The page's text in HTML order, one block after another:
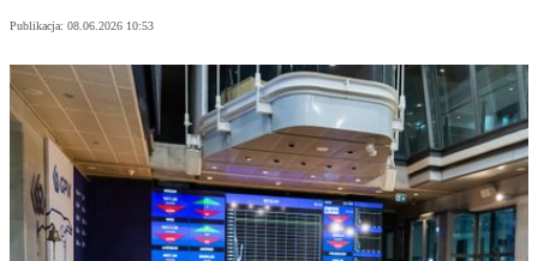
Publikacja: 08.06.2026 10:53